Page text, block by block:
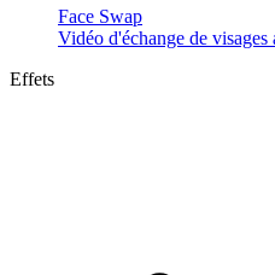
Face Swap
Vidéo d'échange de visages
Effets